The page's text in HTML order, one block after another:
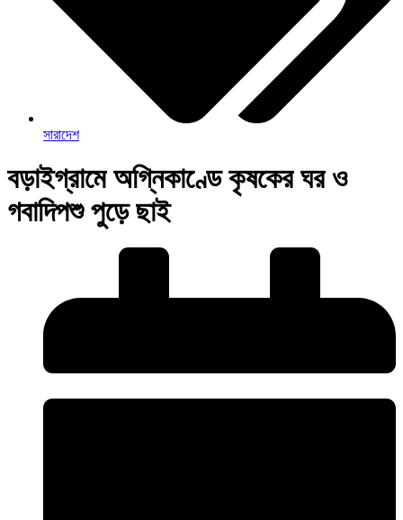
সারাদেশ
বড়াইগ্রামে অগ্নিকাণ্ডে কৃষকের ঘর ও
গবাদিপশু পুড়ে ছাই